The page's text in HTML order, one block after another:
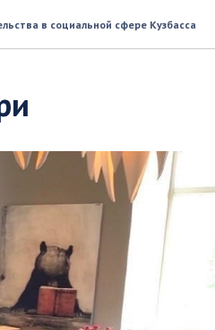
в социальной сфере Кузбасса